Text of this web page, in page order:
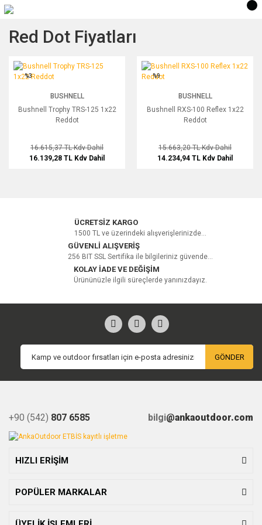
Red Dot Fiyatları
Bushnell Trophy TRS-125 1x22 Reddot
%3
BUSHNELL
Bushnell Trophy TRS-125 1x22
Reddot
16.615,37 TLKdv Dahil
16.139,28 TL Kdv Dahil
Bushnell RXS-100 Reflex 1x22
%9
BUSHNELL
Bushnell RXS-100 Reflex 1x22
Reddot
15.663,20 TLKdv Dahil
14.234,94 TL Kdv Dahil
ÜCRETSİZ KARGO
1500 TL ve üzerindeki alışverişlerinizde...
GÜVENLİ ALIŞVERİŞ
256 BIT SSL Sertifika ile bilgileriniz güvende...
KOLAY İADE VE DEĞİŞİM
Ürününüzle ilgili süreçlerde yanınızdayız.
GÖNDER
+90 (542) 807 6585 bilgi@ankaoutdoor.com
HIZLI ERİŞİM
POPÜLER MARKALAR